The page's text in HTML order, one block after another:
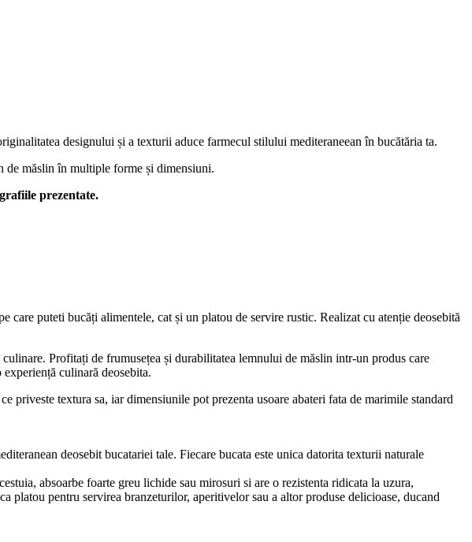
designului și a texturii aduce farmecul stilului mediteraneean în bucătăria ta.
de măslin în multiple forme și dimensiuni.
prezentate.
puteti bucăți alimentele, cat și un platou de servire rustic. Realizat cu atenție deosebită
Profitați de frumusețea și durabilitatea lemnului de măslin intr-un produs care
culinară deosebita.
priveste textura sa, iar dimensiunile pot prezenta usoare abateri fata de marimile standard
deosebit bucatariei tale. Fiecare bucata este unica datorita texturii naturale
absoarbe foarte greu lichide sau mirosuri si are o rezistenta ridicata la uzura,
platou pentru servirea branzeturilor, aperitivelor sau a altor produse delicioase, ducand